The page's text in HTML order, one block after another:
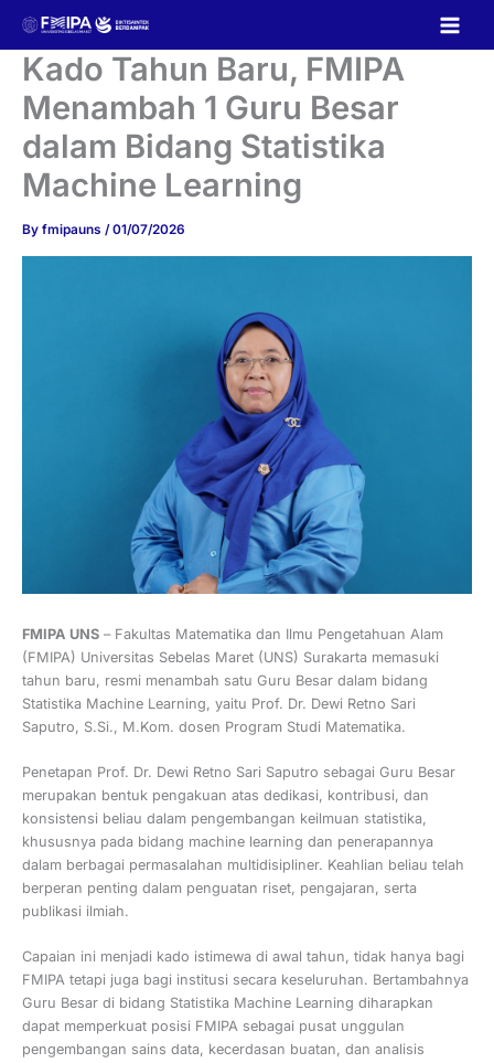
contentKado Tahun Baru, FMIPA
Menambah 1 Guru Besar
dalam Bidang Statistika
Machine Learning
By fmipauns /01/07/2026
FMIPA UNS – Fakultas Matematika dan Ilmu Pengetahuan Alam
(FMIPA) Universitas Sebelas Maret (UNS) Surakarta memasuki
tahun baru, resmi menambah satu Guru Besar dalam bidang
Statistika Machine Learning, yaitu Prof. Dr. Dewi Retno Sari
Saputro, S.Si., M.Kom. dosen Program Studi Matematika.
Penetapan Prof. Dr. Dewi Retno Sari Saputro sebagai Guru Besar
merupakan bentuk pengakuan atas dedikasi, kontribusi, dan
konsistensi beliau dalam pengembangan keilmuan statistika,
khususnya pada bidang machine learning dan penerapannya
dalam berbagai permasalahan multidisipliner. Keahlian beliau telah
berperan penting dalam penguatan riset, pengajaran, serta
publikasi ilmiah.
Capaian ini menjadi kado istimewa di awal tahun, tidak hanya bagi
FMIPA tetapi juga bagi institusi secara keseluruhan. Bertambahnya
Guru Besar di bidang Statistika Machine Learning diharapkan
dapat memperkuat posisi FMIPA sebagai pusat unggulan
pengembangan sains data, kecerdasan buatan, dan analisis